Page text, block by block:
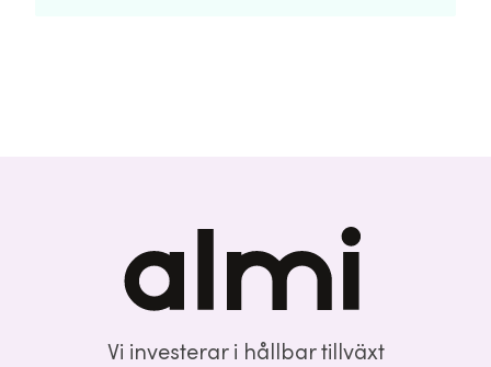
Vi investerar i hållbar tillväxt